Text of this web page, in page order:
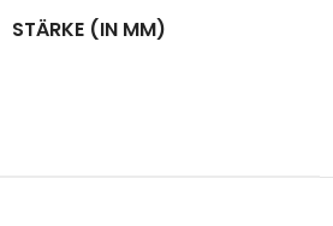
STÄRKE (IN MM)